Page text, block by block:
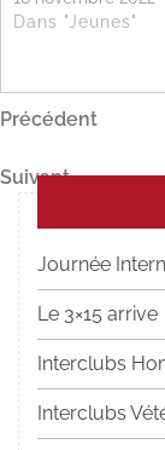
Dans "Jeunes"
Navigation
de
l’article
Article
Précédent
Article
suivant
Suivant
Journée
Le 3×15 arrive
Interclubs
Interclubs